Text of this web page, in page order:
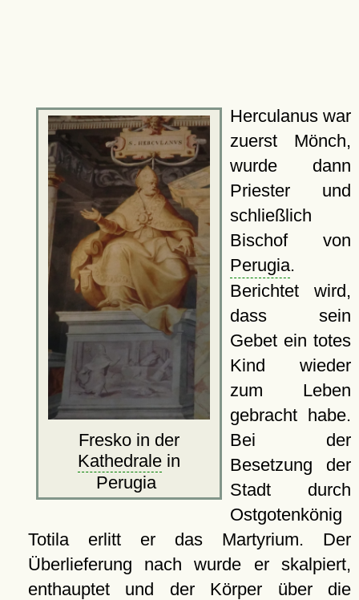
Fresko in der
Kathedralein
Perugia
Herculanus war
zuerst Mönch,
wurde dann
Priester und
schließlich
Bischof von
Perugia.
Berichtet wird,
dass sein
Gebet ein totes
Kind wieder
zum Leben
gebracht habe.
Bei der
Besetzung der
Stadt durch
Ostgotenkönig
Totila erlitt er das Martyrium. Der
Überlieferung nach wurde er skalpiert,
enthauptet und der Körper über die